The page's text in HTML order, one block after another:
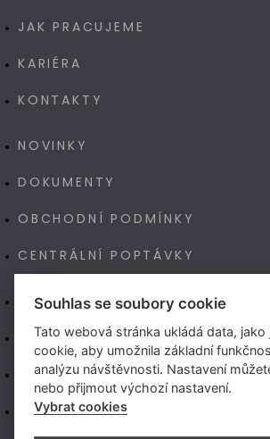
JAK PRACUJEME
KARIÉRA
KONTAKTY
NOVINKY
DOKUMENTY
OBCHODNÍ PODMÍNKY
CENTRÁLNÍ POPTÁVKY
E-SHOP
NAŠE VÝROBA TECHNOART
NEW LIVING CENTER (CZ)
NEW LIVING CENTER (SK)
Souhlas se soubory cookie
Tato webová stránka ukládá data,
cookie, aby umožnila základní
analýzu návštěvnosti. Nastavení
nebo přijmout výchozí nastavení.
Vybrat cookies